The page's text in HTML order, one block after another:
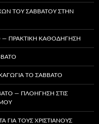
ΤΟΥ ΣΑΒΒΆΤΟΥ ΣΤΗΝ
ΠΡΑΚΤΙΚΉ ΚΑΘΟΔΉΓΗΣΗ
ΤΟ ΣΆΒΒΑΤΟ
— ΠΛΟΉΓΗΣΗ ΣΤΙΣ
ΓΙΑ ΤΟΥΣ ΧΡΙΣΤΙΑΝΟΎΣ